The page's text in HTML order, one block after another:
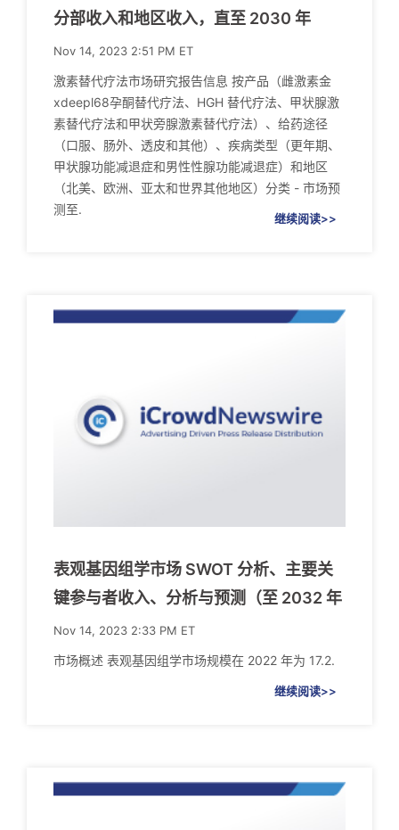
分部收入和地区收入，直至 2030 年
Nov 14, 2023 2:51 PM ET
激素替代疗法市场研究报告信息 按产品（雌激素金
xdeepl68孕酮替代疗法、HGH 替代疗法、甲状腺激
素替代疗法和甲状旁腺激素替代疗法）、给药途径
（口服、肠外、透皮和其他）、疾病类型（更年期、
甲状腺功能减退症和男性性腺功能减退症）和地区
（北美、欧洲、亚太和世界其他地区）分类 - 市场预
测至.
继续阅读>>
表观基因组学市场 SWOT 分析、主要关
键参与者收入、分析与预测（至 2032 年
Nov 14, 2023 2:33 PM ET
市场概述 表观基因组学市场规模在 2022 年为 17.2.
继续阅读>>